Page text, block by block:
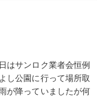
はサンロク業者会恒例
し公園に行って場所取
が降っていましたが何